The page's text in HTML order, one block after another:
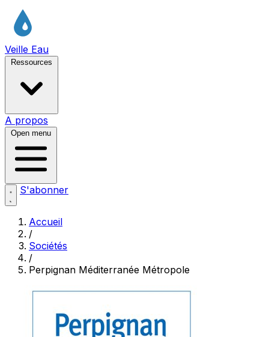
Veille Eau
Ressources
A propos
Open menu
S'abonner
Accueil
/
Sociétés
/
Perpignan Méditerranée Métropole